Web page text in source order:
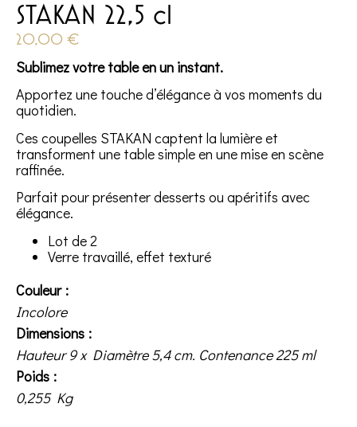
STAKAN 22,5 cl
20,00 €
Sublimez votre table en un instant.
Apportez une touche d’élégance à vos moments du
quotidien.
Ces coupelles STAKAN captent la lumière et
transforment une table simple en une mise en scène
raffinée.
Parfait pour présenter desserts ou apéritifs avec
élégance.
Lot de 2
Verre travaillé, effet texturé
Couleur
Incolore
Dimensions
Hauteur 9 x Diamètre 5,4 cm. Contenance 225 ml
Poids
0,255 Kg